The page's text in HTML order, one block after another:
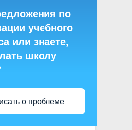
по
учебного
или знаете,
школу
о проблеме